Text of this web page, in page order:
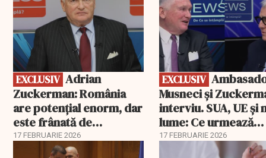
EXCLUSIV
Zuckerman: România
are potențial enorm, dar
este frânată de
corupție, companii de
stat și influența
17 FEBRUARIE 2026
EXCLUSIV Ambasadorii
Musneci și
interviu. SUA, UE și
lume: Ce urmează
pentru România
17 FEBRUARIE 2026